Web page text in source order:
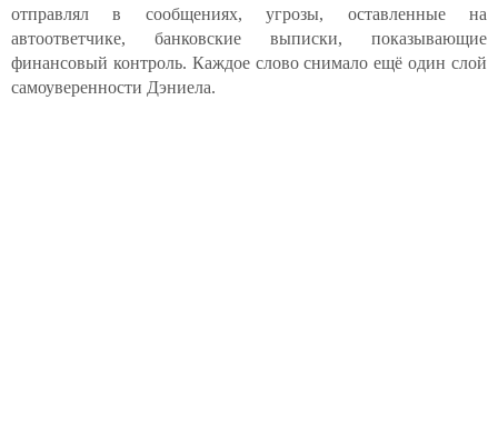
отправлял в сообщениях, угрозы, оставленные на
автоответчике, банковские выписки, показывающие
финансовый контроль. Каждое слово снимало ещё один слой
самоуверенности Дэниела.